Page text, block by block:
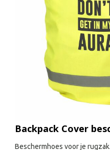
Backpack Cover
Beschermhoes voor je